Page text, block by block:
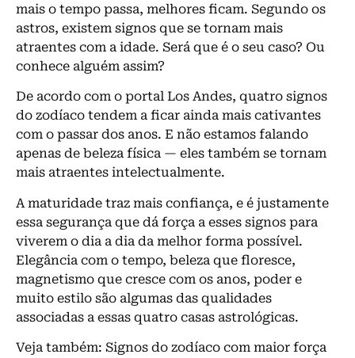
mais o tempo passa, melhores ficam. Segundo os
astros, existem signos que se tornam mais
atraentes com a idade. Será que é o seu caso? Ou
conhece alguém assim?
De acordo com o portal Los Andes, quatro signos
do zodíaco tendem a ficar ainda mais cativantes
com o passar dos anos. E não estamos falando
apenas de beleza física — eles também se tornam
mais atraentes intelectualmente.
A maturidade traz mais confiança, e é justamente
essa segurança que dá força a esses signos para
viverem o dia a dia da melhor forma possível.
Elegância com o tempo, beleza que floresce,
magnetismo que cresce com os anos, poder e
muito estilo são algumas das qualidades
associadas a essas quatro casas astrológicas.
Veja também: Signos do zodíaco com maior força